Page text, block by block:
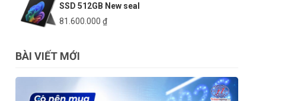
SSD 512GB New seal
81.600.000 ₫
BÀI VIẾT MỚI